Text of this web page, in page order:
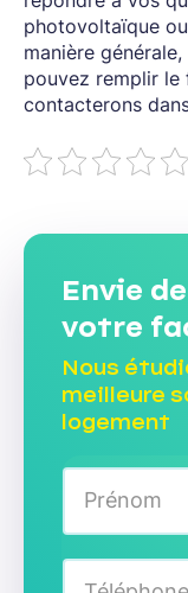
photovoltaïque
manière
pouvez remplir le
contacterons
Envie
votre
Nous
meilleure
logement
N
m
*
T